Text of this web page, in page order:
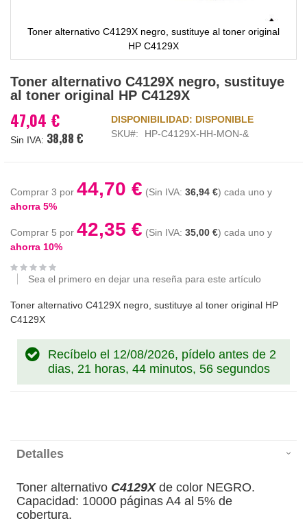
Toner alternativo C4129X negro, sustituye al toner original
HP C4129X
al
comienzo
la
galería
Toner alternativo C4129X negro, sustituye
al toner original HP C4129X
47,04 €
38,88 €
DISPONIBILIDAD: DISPONIBLE
SKU
HP-C4129X-HH-MON-&
Comprar 3 por 44,70 € 36,94 € cada uno y
ahorra 5%
Comprar 5 por 42,35 € 35,00 € cada uno y
ahorra 10%
Sea el primero en dejar una reseña para este artículo
Toner alternativo C4129X negro, sustituye al toner original HP
C4129X
Recíbelo el 12/08/2026, pídelo antes de 2
dias, 21 horas, 44 minutos, 56 segundos
Detalles
Toner alternativo C4129X de color NEGRO.
Capacidad: 10000 páginas A4 al 5% de
cobertura.